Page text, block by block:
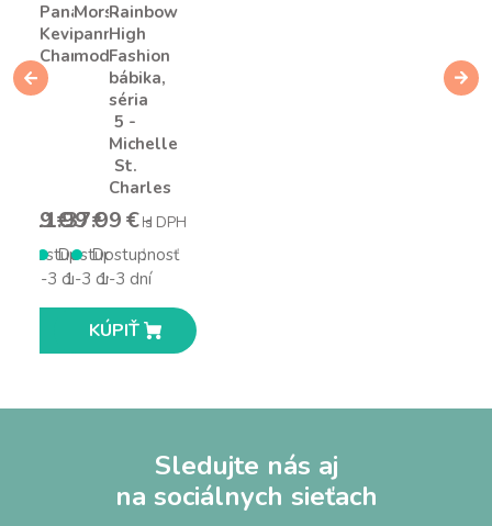
Panáčik
Kevin
Charming
€s DPH
Dostupnosť
1-3 dní
Morská
panna
modrá
11.99 €s DPH
Dostupnosť
1-3 dní
KÚPIŤ
Rainbow
High
Fashion
bábika,
séria
5 -
Michelle
St.
Charles
37.99 €s DPH
Dostupnosť
1-3 dní
KÚPIŤ
Sledujte nás aj
na sociálnych sieťach